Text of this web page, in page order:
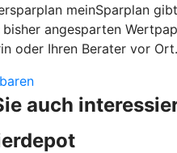
meinSparplan
angesparten
oder Ihren Berater vor Ort.
auch